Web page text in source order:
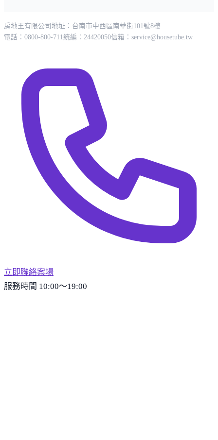
房地王有限公司 地址：台南市中西區南華街101號8樓
電話：0800-800-711統編：24420050信箱： service@housetube.tw
立即聯絡案場
服務時間 10:00～19:00